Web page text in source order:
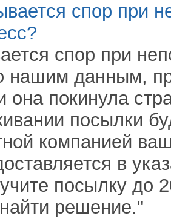
спор при
спор при
нашим данным,
она покинула
посылки
компанией
в
посылку до
решение."